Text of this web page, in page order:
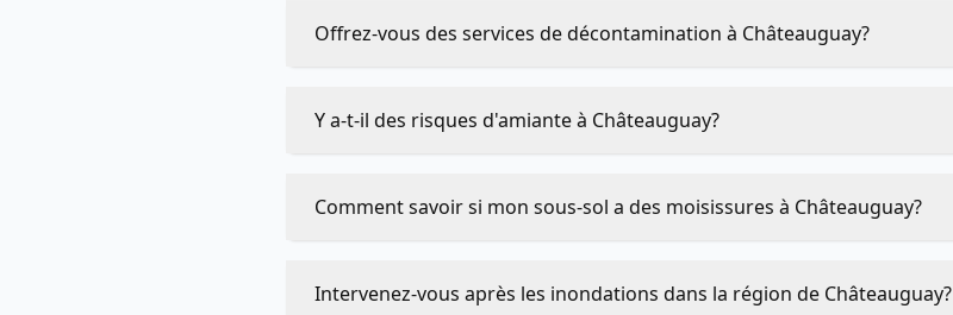
Offrez-vous des services de décontamination à Châteauguay?
Y a-t-il des risques d'amiante à Châteauguay?
Comment savoir si mon sous-sol a des moisissures à Châteauguay?
Intervenez-vous après les inondations dans la région de Châteauguay?